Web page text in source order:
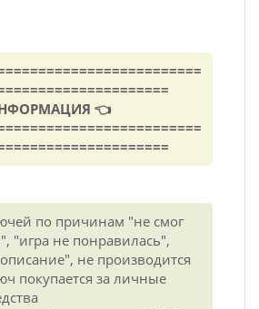
👈
по причинам "не смог
"игра не понравилась",
не производится
покупается за личные